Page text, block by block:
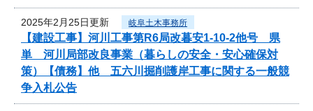
2025年2月25日更新 岐阜土木事務所
【建設工事】河川工事第R6局改暮安1-10-2他号 県
単 河川局部改良事業（暮らしの安全・安心確保対
策）【債務】他 五六川掘削護岸工事に関する一般競
争入札公告